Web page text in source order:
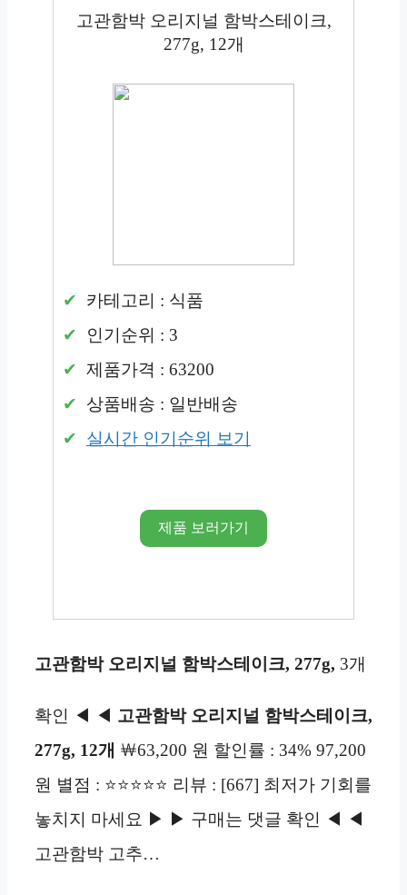
고관함박 오리지널 함박스테이크,
277g, 12개
카테고리 : 식품
인기순위 : 3
제품가격 : 63200
상품배송 : 일반배송
실시간 인기순위 보기
제품 보러가기
고관함박 오리지널 함박스테이크, 277g, 3개
확인 ◀ ◀ 고관함박 오리지널 함박스테이크,
277g, 12개 ￦63,200 원 할인률 : 34% 97,200
원 별점 : ⭐⭐⭐⭐⭐ 리뷰 : [667] 최저가 기회를
놓치지 마세요 ▶ ▶ 구매는 댓글 확인 ◀ ◀
고관함박 고추…